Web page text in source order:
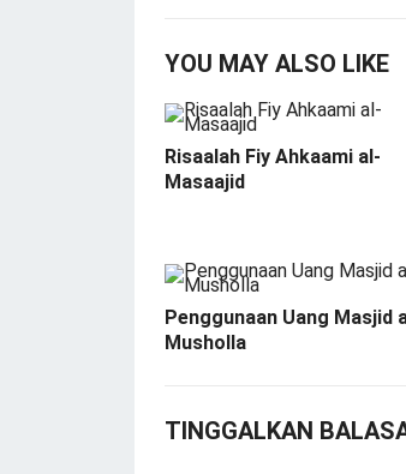
YOU MAY ALSO LIKE
Risaalah Fiy Ahkaami al-
Masaajid
Penggunaan Uang Masjid
Musholla
TINGGALKAN